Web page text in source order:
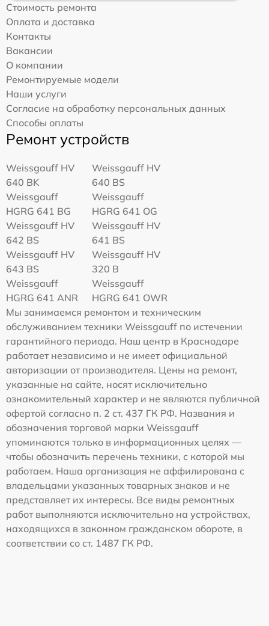
Стоимость ремонта
Оплата и доставка
Контакты
Вакансии
О компании
Ремонтируемые модели
Наши услуги
Согласие на обработку персональных данных
Способы оплаты
Ремонт устройств
Weissgauff HV
640 BK
Weissgauff HV
640 BS
Weissgauff
HGRG 641 BG
Weissgauff
HGRG 641 OG
Weissgauff HV
642 BS
Weissgauff HV
641 BS
Weissgauff HV
643 BS
Weissgauff HV
320 B
Weissgauff
HGRG 641 ANR
Weissgauff
HGRG 641 OWR
Мы занимаемся ремонтом и техническим
обслуживанием техники Weissgauff по истечении
гарантийного периода. Наш центр в Краснодаре
работает независимо и не имеет официальной
авторизации от производителя. Цены на ремонт,
указанные на сайте, носят исключительно
ознакомительный характер и не являются публичной
офертой согласно п. 2 ст. 437 ГК РФ. Названия и
обозначения торговой марки Weissgauff
упоминаются только в информационных целях —
чтобы обозначить перечень техники, с которой мы
работаем. Наша организация не аффилирована с
владельцами указанных товарных знаков и не
представляет их интересы. Все виды ремонтных
работ выполняются исключительно на устройствах,
находящихся в законном гражданском обороте, в
соответствии со ст. 1487 ГК РФ.